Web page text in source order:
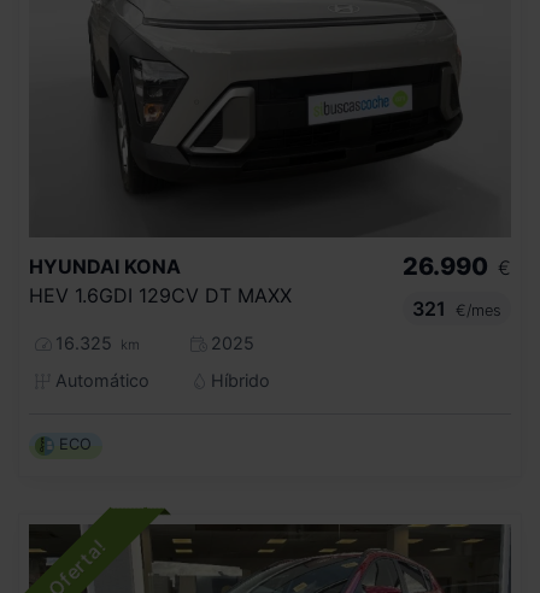
HYUNDAI KONA
HEV 1.6GDI 129CV DT MAXX
16.325 km
2025
Automático
Híbrido
26.990 €
321
€/mes
ECO